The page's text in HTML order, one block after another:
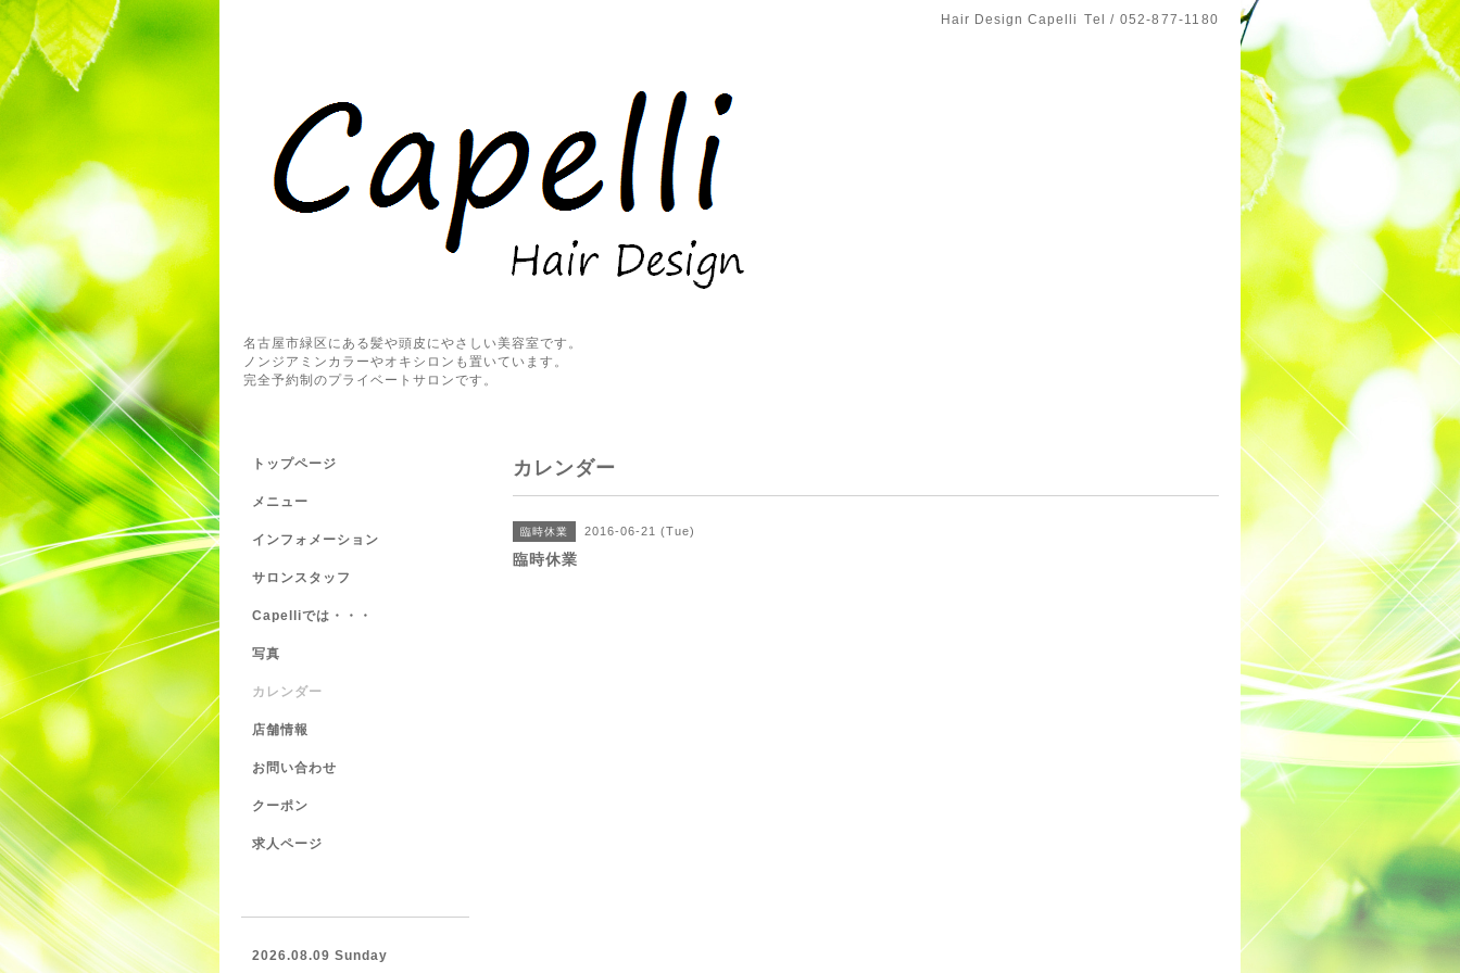
Hair Design Capelli Tel / 052-877-1180
名古屋市緑区にある髪や頭皮にやさしい美容室です。
ノンジアミンカラーやオキシロンも置いています。
完全予約制のプライベートサロンです。
カレンダー
臨時休業 2016-06-21 (Tue)
臨時休業
トップページ
メニュー
インフォメーション
サロンスタッフ
Capelliでは・・・
写真
カレンダー
店舗情報
お問い合わせ
クーポン
求人ページ
2026.08.09 Sunday